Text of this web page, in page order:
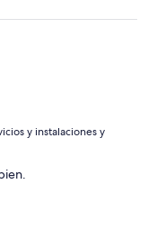
y instalaciones y